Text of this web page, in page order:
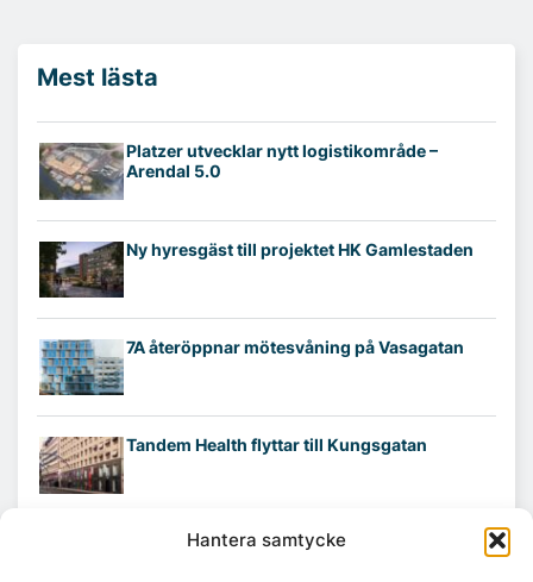
Hantera samtycke
Mest lästa
Platzer utvecklar nytt logistikområde –
Arendal 5.0
Ny hyresgäst till projektet HK Gamlestaden
7A återöppnar mötesvåning på Vasagatan
Tandem Health flyttar till Kungsgatan
Croisette rådgivare vid fastighetsaffär